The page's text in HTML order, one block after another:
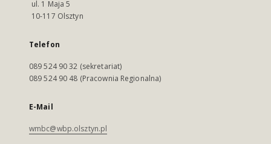
ul. 1 Maja 5
10-117 Olsztyn
Telefon
089 524 90 32 (sekretariat)
089 524 90 48 (Pracownia Regionalna)
E-Mail
wmbc@wbp.olsztyn.pl